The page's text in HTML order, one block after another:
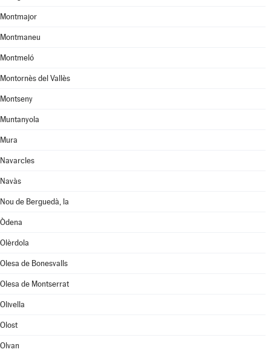
Montmajor
Montmaneu
Montmeló
Montornès del Vallès
Montseny
Muntanyola
Mura
Navarcles
Navàs
Nou de Berguedà, la
Òdena
Olèrdola
Olesa de Bonesvalls
Olesa de Montserrat
Olivella
Olost
Olvan